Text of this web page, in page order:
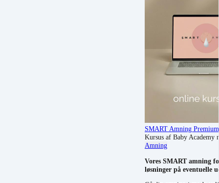
SMART Amning Premium
Kursus af Baby Academy
Amning
Vores SMART amning
løsninger på eventuelle